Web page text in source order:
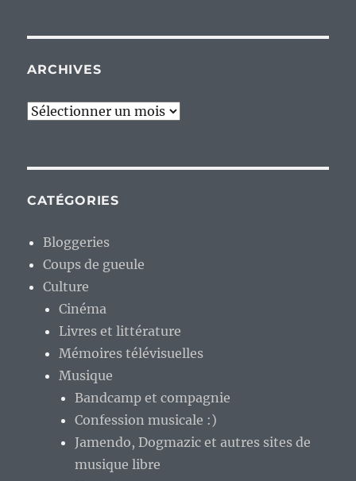
ARCHIVES
Archives
CATÉGORIES
Bloggeries
Coups de gueule
Culture
Cinéma
Livres et littérature
Mémoires télévisuelles
Musique
Bandcamp et compagnie
Confession musicale :)
Jamendo, Dogmazic et autres sites de
musique libre